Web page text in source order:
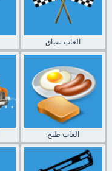
العاب سباق
العاب طبخ